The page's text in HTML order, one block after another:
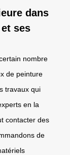
dans
ses
nombre
de peinture
travaux qui
en la
contacter des
de